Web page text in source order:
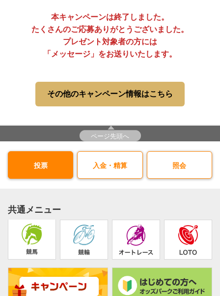
本キャンペーンは終了しました。
たくさんのご応募ありがとうございました。
プレゼント対象者の方には
「メッセージ」をお送りいたします。
その他のキャンペーン情報はこちら
ページ先頭へ
投票 入金・精算 照会
共通メニュー